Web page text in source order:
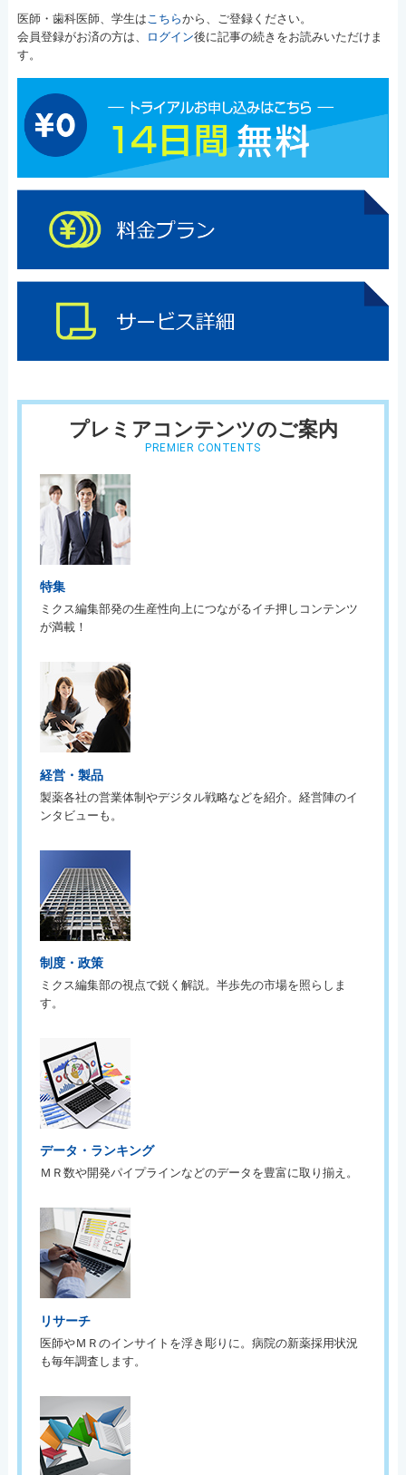
医師・歯科医師、学生はこちらから、ご登録ください。
会員登録がお済の方は、
ログイン後に記事の続きをお読みいただけま
す。
プレミアコンテンツのご案内
PREMIER CONTENTS
特集
ミクス編集部発の生産性向上につながるイチ押しコンテンツ
が満載！
経営・製品
製薬各社の営業体制やデジタル戦略などを紹介。経営陣のイ
ンタビューも。
制度・政策
ミクス編集部の視点で鋭く解説。半歩先の市場を照らしま
す。
データ・ランキング
ＭＲ数や開発パイプラインなどのデータを豊富に取り揃え。
リサーチ
医師やＭＲのインサイトを浮き彫りに。病院の新薬採用状況
も毎年調査します。